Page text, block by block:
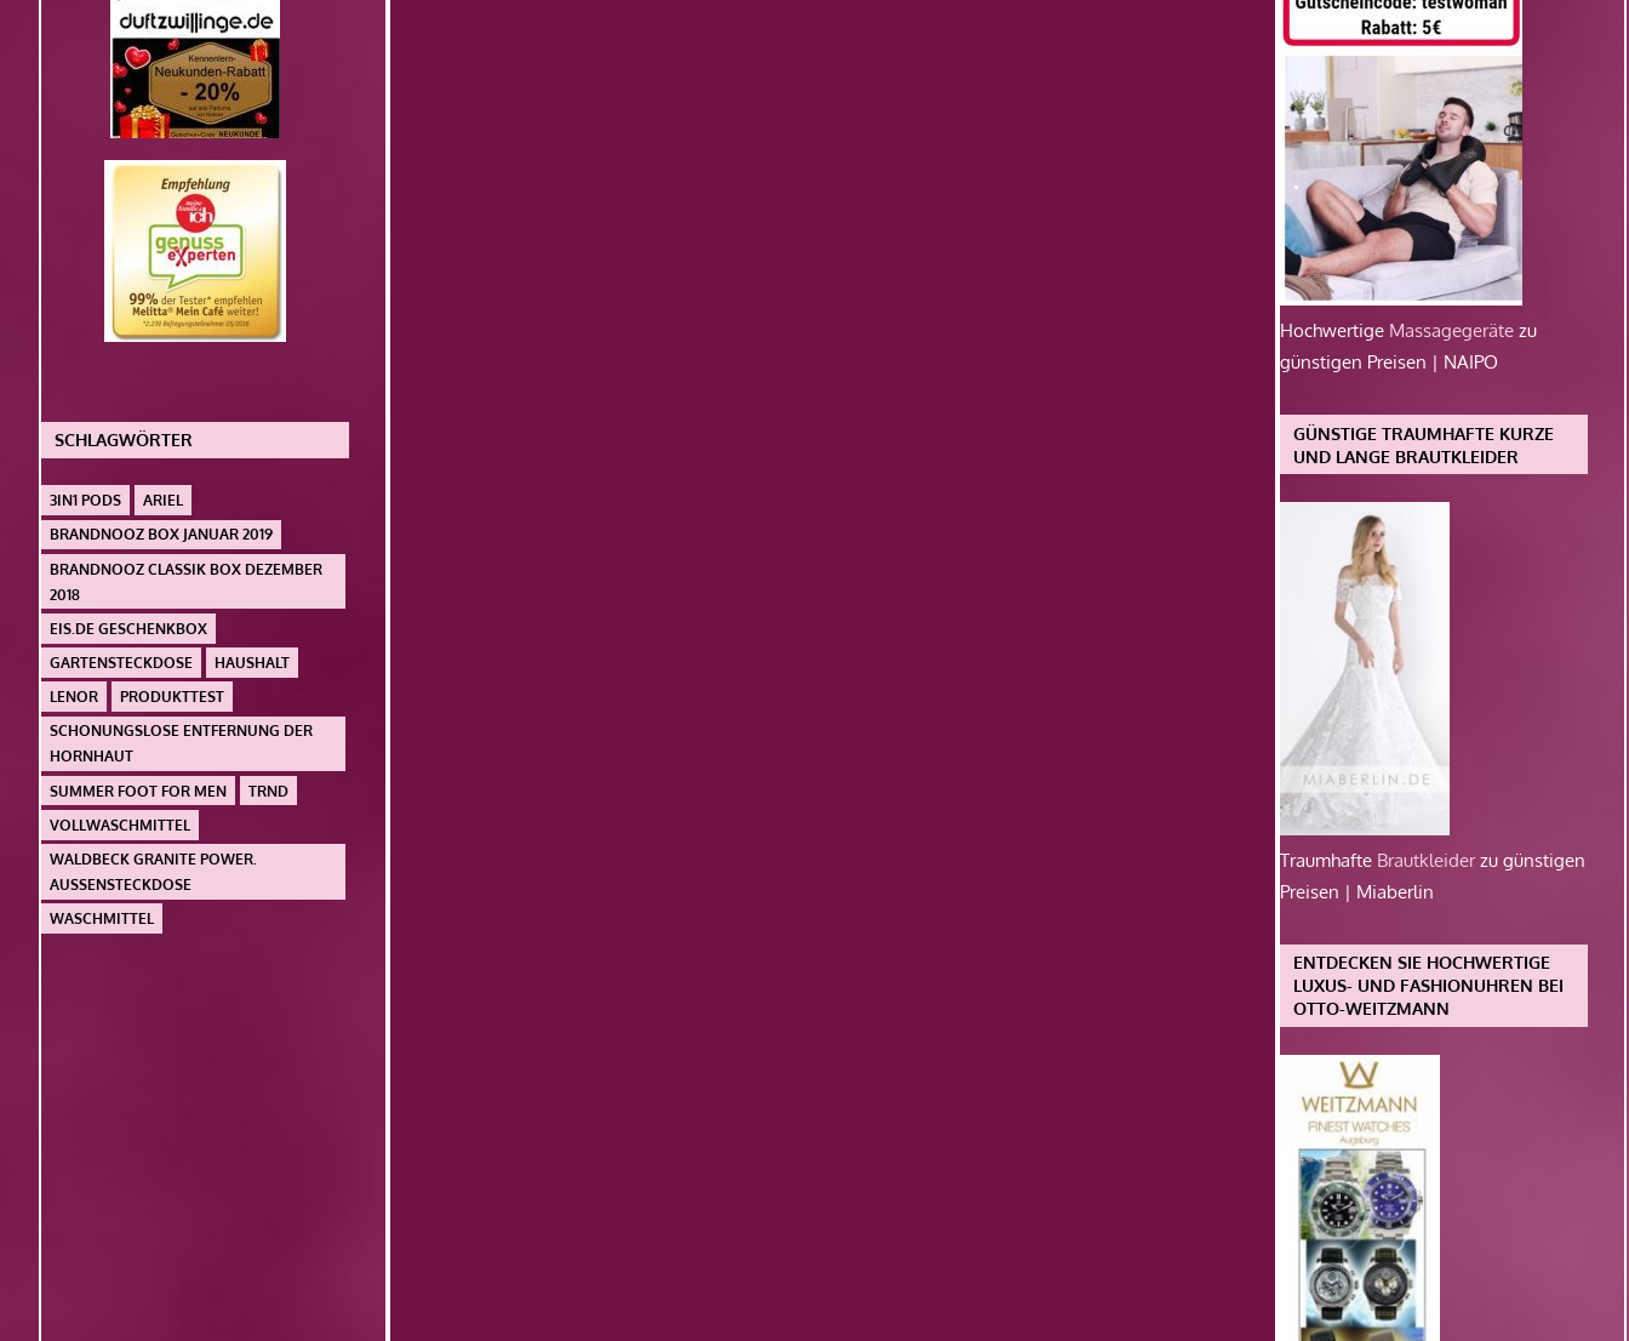
SCHLAGWÖRTER
3IN1 PODS
ARIEL
BRANDNOOZ BOX JANUAR 2019
BRANDNOOZ CLASSIK BOX DEZEMBER
2018
EIS.DE GESCHENKBOX
GARTENSTECKDOSE
HAUSHALT
LENOR
PRODUKTTEST
SCHONUNGSLOSE ENTFERNUNG DER
HORNHAUT
SUMMER FOOT FOR MEN
TRND
VOLLWASCHMITTEL
WALDBECK GRANITE POWER.
AUSSENSTECKDOSE
WASCHMITTEL
Hochwertige Massagegeräte zu
günstigen Preisen | NAIPO
GÜNSTIGE TRAUMHAFTE KURZE
UND LANGE BRAUTKLEIDER
Traumhafte Brautkleiderzu günstigen
Preisen | Miaberlin
ENTDECKEN SIE HOCHWERTIGE
LUXUS- UND FASHIONUHREN BEI
OTTO-WEITZMANN